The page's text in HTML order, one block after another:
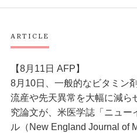
ARTICLE
【8月11日 AFP】
8月10日、一般的なビタミン
流産や先天異常を大幅に減ら
究論文が、米医学誌「ニュー
ル（New England Journal of